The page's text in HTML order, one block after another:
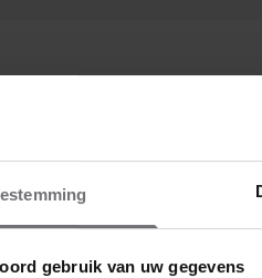
gebruik van uw gegevens